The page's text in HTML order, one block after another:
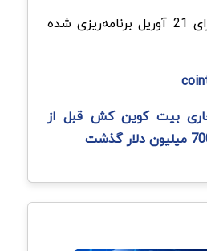
هاوینگ بیتکوین برای 21 آوریل برنامه‌ریزی شده
بیت کوین‌ کش قبل از